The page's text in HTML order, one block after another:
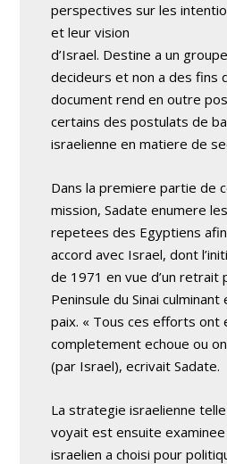
perspectives sur les
et leur vision
d’Israel. Destine a un
decideurs et non a des fins
document rend en outre
certains des postulats de
israelienne en matiere de
Dans la premiere partie de
mission, Sadate enumere
repetees des Egyptiens
accord avec Israel, dont
de 1971 en vue d’un retrait
Peninsule du Sinai culminant
paix. « Tous ces efforts ont
completement echoue ou
(par Israel), ecrivait Sadate.
La strategie israelienne
voyait est ensuite examinee
israelien a choisi pour